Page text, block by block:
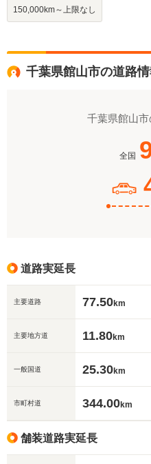
150,000km～上限なし
千葉県館山市の道路
千葉県館山
全国
道路実延長
主要道路 77.50km
主要地方道 11.80km
一般国道 25.30km
市町村道 344.00km
舗装道路実延長